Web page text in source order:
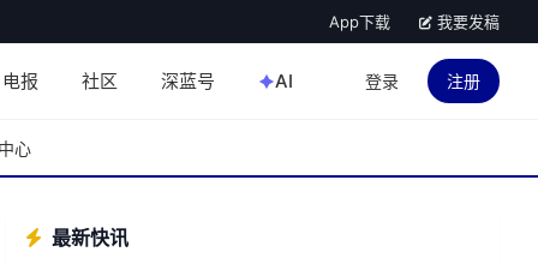
App下载 我要发稿
电报 社区 深蓝号 AI 登录 注册
心
最新快讯